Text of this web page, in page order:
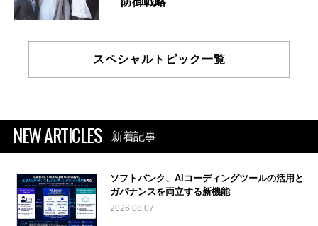
スペシャルトピック一覧
NEW ARTICLES 新着記事
ソフトバンク、AIコーディングツールの活用と
ガバナンスを両立する新機能
2026.08.07